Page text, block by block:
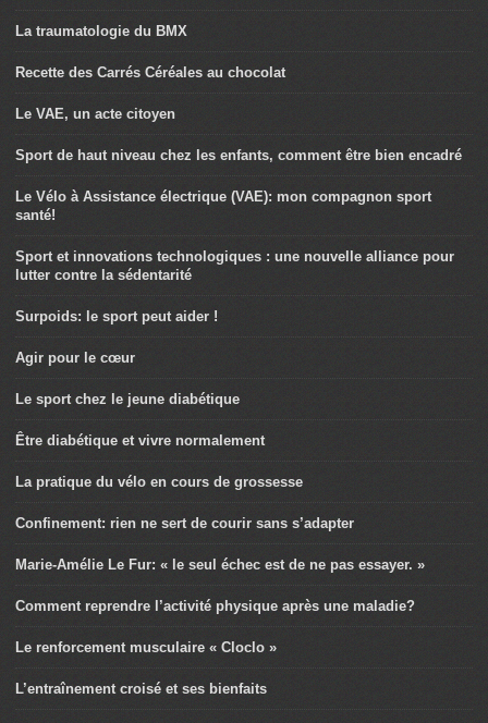
La traumatologie du BMX
Recette des Carrés Céréales au chocolat
Le VAE, un acte citoyen
Sport de haut niveau chez les enfants, comment être bien encadré
Le Vélo à Assistance électrique (VAE): mon compagnon sport
santé!
Sport et innovations technologiques : une nouvelle alliance pour
lutter contre la sédentarité
Surpoids: le sport peut aider !
Agir pour le cœur
Le sport chez le jeune diabétique
Être diabétique et vivre normalement
La pratique du vélo en cours de grossesse
Confinement: rien ne sert de courir sans s’adapter
Marie-Amélie Le Fur: « le seul échec est de ne pas essayer. »
Comment reprendre l’activité physique après une maladie?
Le renforcement musculaire « Cloclo »
L’entraînement croisé et ses bienfaits